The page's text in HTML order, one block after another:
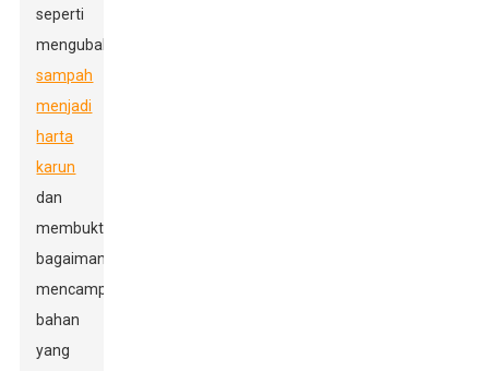
seperti
mengubah
sampah
menjadi
harta
karun
dan
membuktikan
bagaimana
mencampurkan
bahan
yang